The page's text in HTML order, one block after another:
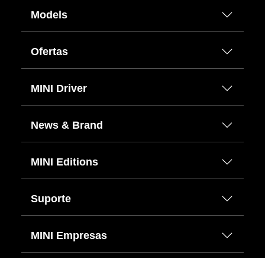
Models
Ofertas
MINI Driver
News & Brand
MINI Editions
Suporte
MINI Empresas